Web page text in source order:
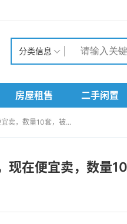
分类信息
房屋租售 二手闲置
卖，数量10套，被...
现在便宜卖，数量